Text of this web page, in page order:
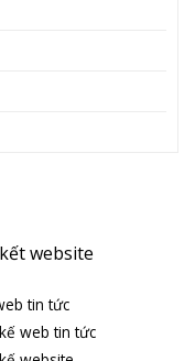
website
tin tức
web tin tức